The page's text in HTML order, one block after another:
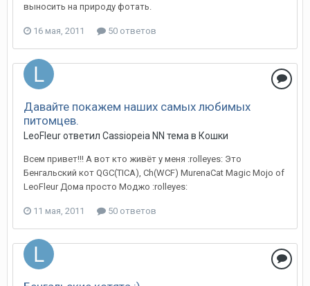
выносить на природу фотать.
16 мая, 2011 50 ответов
Давайте покажем наших самых любимых
питомцев.
LeoFleurответил Cassiopeia NN тема в Кошки
Всем привет!!! А вот кто живёт у меня :rolleyes: Это
Бенгальский кот QGC(TICA), Ch(WCF) MurenaCat Magic Mojo of
LeoFleur Дома просто Моджо :rolleyes:
11 мая, 2011 50 ответов